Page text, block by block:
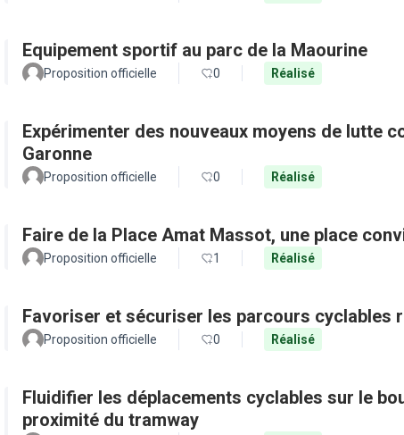
Equipement sportif au parc de la Maourine
Proposition officielle 0 Réalisé
Expérimenter des nouveaux moyens de lutte
Garonne
Proposition officielle 0 Réalisé
Faire de la Place Amat Massot, une place
Proposition officielle 1 Réalisé
Favoriser et sécuriser les parcours cyclables
Proposition officielle 0 Réalisé
Fluidifier les déplacements cyclables sur le
proximité du tramway